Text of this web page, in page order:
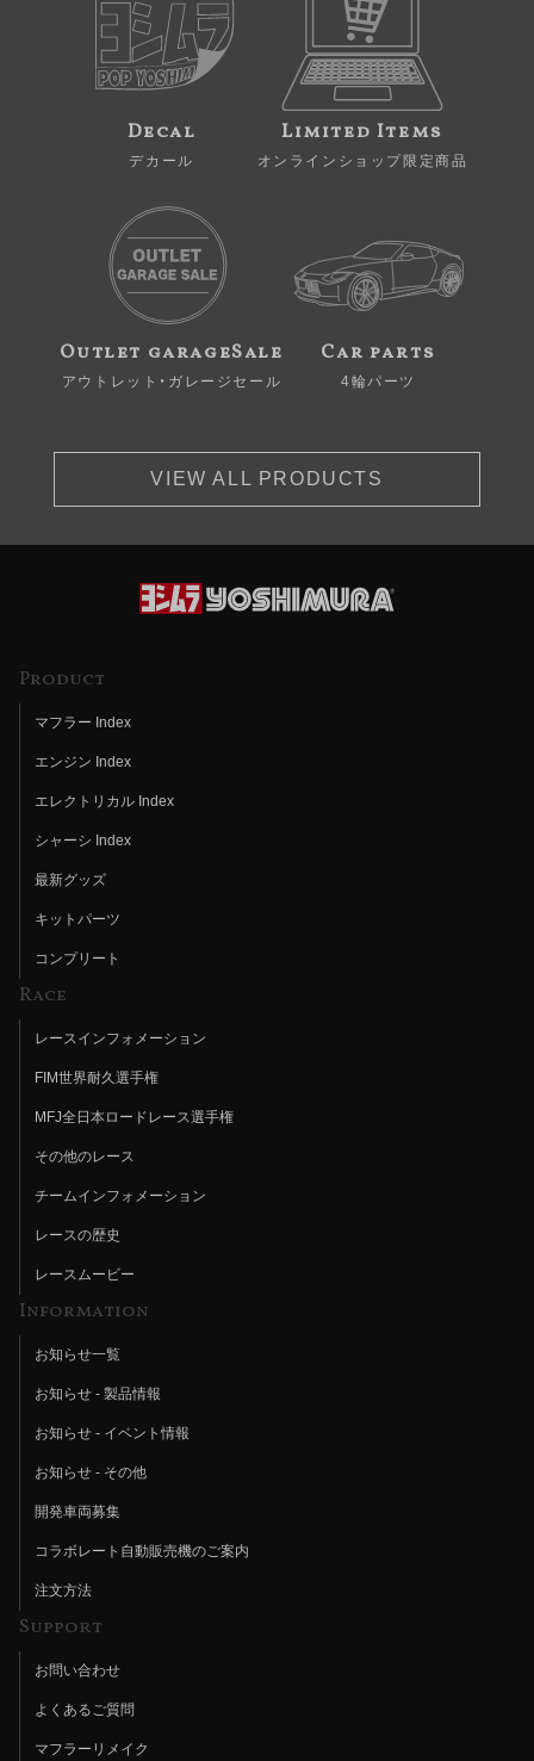
Decal
デカール
Limited Items
オンラインショップ限定商品
Outlet garageSale
アウトレット・ガレージセール
Car parts
4輪パーツ
VIEW ALL PRODUCTS
Product
マフラー Index
エンジン Index
エレクトリカル Index
シャーシ Index
最新グッズ
キットパーツ
コンプリート
Race
レースインフォメーション
FIM世界耐久選手権
MFJ全日本ロードレース選手権
その他のレース
チームインフォメーション
レースの歴史
レースムービー
Information
お知らせ一覧
お知らせ - 製品情報
お知らせ - イベント情報
お知らせ - その他
開発車両募集
コラボレート自動販売機のご案内
注文方法
Support
お問い合わせ
よくあるご質問
マフラーリメイク